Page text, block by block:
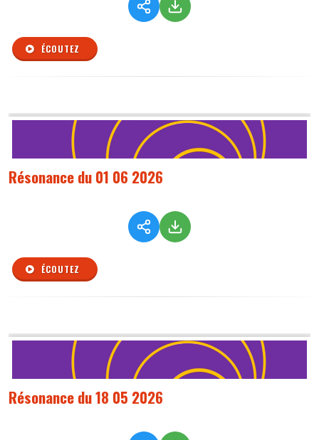
ÉCOUTEZ
Résonance du 01 06 2026
ÉCOUTEZ
Résonance du 18 05 2026